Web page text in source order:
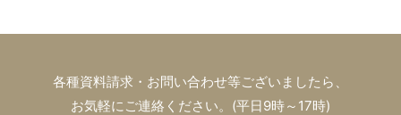
各種資料請求・お問い合わせ等ございましたら、
お気軽にご連絡ください。(平日9時～17時)